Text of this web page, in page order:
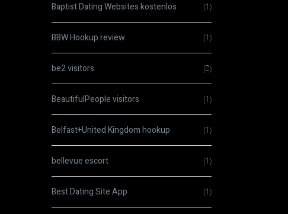
Baptist Dating Websites kostenlos (1)
BBW Hookup review (1)
be2 visitors (2)
BeautifulPeople visitors (1)
Belfast+United Kingdom hookup (1)
bellevue escort (1)
Best Dating Site App (1)